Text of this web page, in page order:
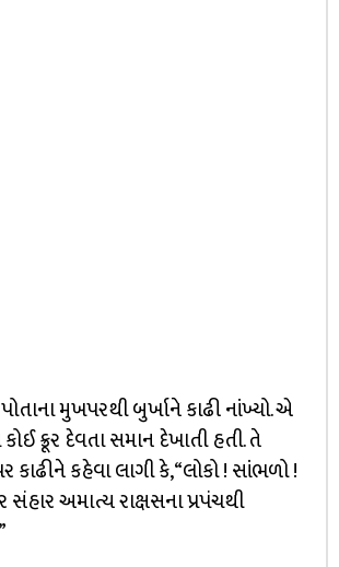
મુખપરથી બુર્ખાને કાઢી નાંખ્યો. એ
ક્રૂર દેવતા સમાન દેખાતી હતી. તે
કહેવા લાગી કે, “લોકો ! સાંભળો !
અમાત્ય રાક્ષસના પ્રપંચથી